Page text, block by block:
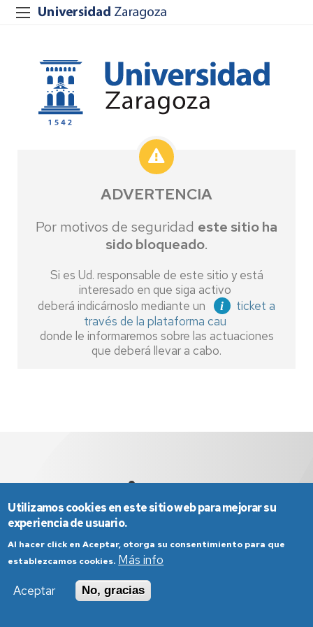
ADVERTENCIA
Por motivos de seguridad este sitio ha
sido bloqueado.
Si es Ud. responsable de este sitio y está
interesado en que siga activo
deberá indicárnoslo mediante un
ticket a
través de la plataforma cau
donde le informaremos sobre las actuaciones
que deberá llevar a cabo.
Aviso Legal
Condiciones generales de uso
Política de Privacidad
Política de Accesibilidad
Utilizamos cookies en este sitio web para mejorar su
experiencia de usuario.
Al hacer click en Aceptar, otorga su consentimiento para que
establezcamos cookies. Más info
Aceptar
No, gracias